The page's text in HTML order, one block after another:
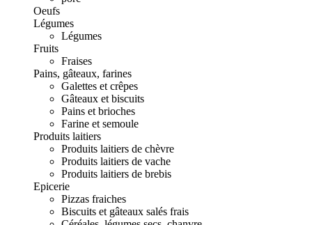
Oeufs
Légumes
Légumes
Fruits
Fraises
Pains, gâteaux, farines
Galettes et crêpes
Gâteaux et biscuits
Pains et brioches
Farine et semoule
Produits laitiers
Produits laitiers de chèvre
Produits laitiers de vache
Produits laitiers de brebis
Epicerie
Pizzas fraiches
Biscuits et gâteaux salés frais